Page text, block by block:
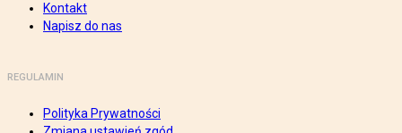
Kontakt
Napisz do nas
REGULAMIN
Polityka Prywatności